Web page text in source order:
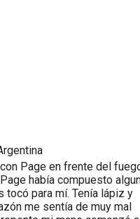
Page en frente del
había compuesto
tocó para mí. Tenía lápiz y
me sentía de muy mal